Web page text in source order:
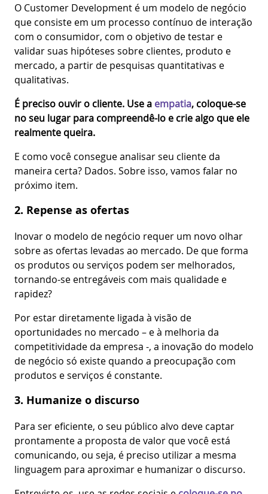
O Customer Development é um modelo de negócio
que consiste em um processo contínuo de interação
com o consumidor, com o objetivo de testar e
validar suas hipóteses sobre clientes, produto e
mercado, a partir de pesquisas quantitativas e
qualitativas.
É preciso ouvir o cliente. Use a empatia, coloque-se
no seu lugar para compreendê-lo e crie algo que ele
realmente queira.
E como você consegue analisar seu cliente da
maneira certa? Dados. Sobre isso, vamos falar no
próximo item.
2. Repense as ofertas
Inovar o modelo de negócio requer um novo olhar
sobre as ofertas levadas ao mercado. De que forma
os produtos ou serviços podem ser melhorados,
tornando-se entregáveis com mais qualidade e
rapidez?
Por estar diretamente ligada à visão de
oportunidades no mercado – e à melhoria da
competitividade da empresa -, a inovação do modelo
de negócio só existe quando a preocupação com
produtos e serviços é constante.
3. Humanize o discurso
Para ser eficiente, o seu público alvo deve captar
prontamente a proposta de valor que você está
comunicando, ou seja, é preciso utilizar a mesma
linguagem para aproximar e humanizar o discurso.